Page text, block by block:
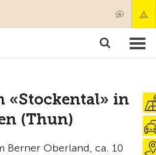
«Stockental» in
(Thun)
Berner Oberland, ca. 10